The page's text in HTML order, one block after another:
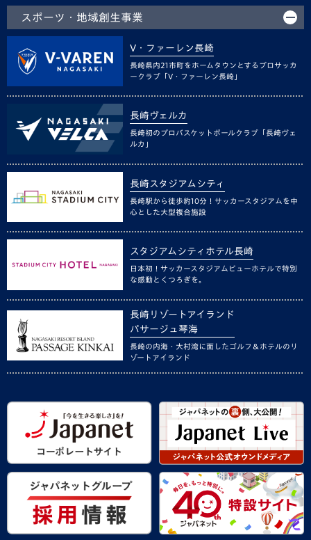
スポーツ・地域創生事業
V・ファーレン長崎
長崎県内21市町をホームタウンとするプロサッカ
ークラブ「V・ファーレン長崎」
長崎ヴェルカ
長崎初のプロバスケットボールクラブ「長崎ヴェ
ルカ」
長崎スタジアムシティ
長崎駅から徒歩約10分！サッカースタジアムを中
心とした大型複合施設
スタジアムシティホテル長崎
日本初！サッカースタジアムビューホテルで特別
な感動とくつろぎを。
長崎リゾートアイランド
パサージュ琴海
長崎の内海・大村湾に面したゴルフ＆ホテルのリ
ゾートアイランド